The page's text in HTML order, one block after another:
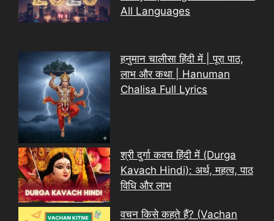
All Languages
हनुमान चालीसा हिंदी में | पूरा पाठ,
लाभ और कथा | Hanuman
Chalisa Full Lyrics
श्री दुर्गा कवच हिंदी में (Durga
Kavach Hindi): अर्थ, महत्व, पाठ
विधि और लाभ
वचन किसे कहते हैं? (Vachan